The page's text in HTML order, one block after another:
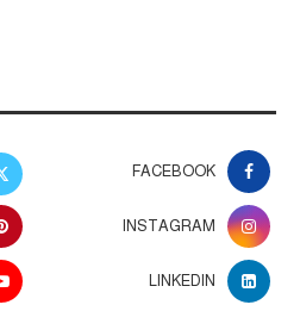
FACEBOOK
INSTAGRAM
LINKEDIN